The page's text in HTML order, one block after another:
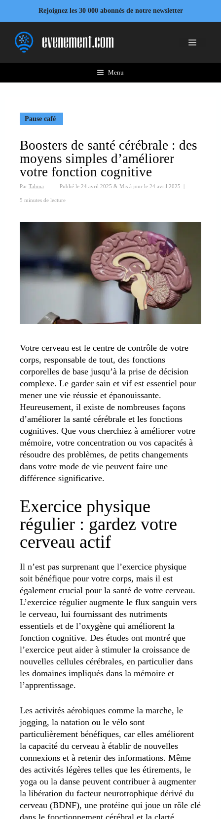
contenu
Rejoignez les 30 000 abonnés de notre newsletter
Menu
Menu
Pause café
Boosters de santé cérébrale : des
moyens simples d’améliorer
votre fonction cognitive
Par Tahina Publié le 24 avril 2025 & Mis à jour le 24 avril 2025 |
5 minutes de lecture
Votre cerveau est le centre de contrôle de votre
corps, responsable de tout, des fonctions
corporelles de base jusqu’à la prise de décision
complexe. Le garder sain et vif est essentiel pour
mener une vie réussie et épanouissante.
Heureusement, il existe de nombreuses façons
d’améliorer la santé cérébrale et les fonctions
cognitives. Que vous cherchiez à améliorer votre
mémoire, votre concentration ou vos capacités à
résoudre des problèmes, de petits changements
dans votre mode de vie peuvent faire une
différence significative.
Exercice physique
régulier : gardez votre
cerveau actif
Il n’est pas surprenant que l’exercice physique
soit bénéfique pour votre corps, mais il est
également crucial pour la santé de votre cerveau.
L’exercice régulier augmente le flux sanguin vers
le cerveau, lui fournissant des nutriments
essentiels et de l’oxygène qui améliorent la
fonction cognitive. Des études ont montré que
l’exercice peut aider à stimuler la croissance de
nouvelles cellules cérébrales, en particulier dans
les domaines impliqués dans la mémoire et
l’apprentissage.
Les activités aérobiques comme la marche, le
jogging, la natation ou le vélo sont
particulièrement bénéfiques, car elles améliorent
la capacité du cerveau à établir de nouvelles
connexions et à retenir des informations. Même
des activités légères telles que les étirements, le
yoga ou la danse peuvent contribuer à augmenter
la libération du facteur neurotrophique dérivé du
cerveau (BDNF), une protéine qui joue un rôle clé
dans le fonctionnement cérébral et la clarté